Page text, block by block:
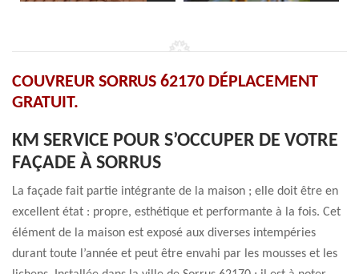
COUVREUR SORRUS 62170 DÉPLACEMENT
GRATUIT.
KM SERVICE POUR S’OCCUPER DE VOTRE
FAÇADE À SORRUS
La façade fait partie intégrante de la maison ; elle doit être en
excellent état : propre, esthétique et performante à la fois. Cet
élément de la maison est exposé aux diverses intempéries
durant toute l’année et peut être envahi par les mousses et les